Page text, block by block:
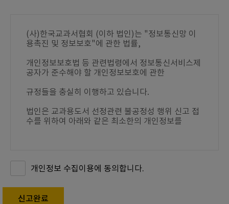
(사)한국교과서협회 (이하 법인)는 "정보통신망 이
용촉진 및 정보보호"에 관한 법률,
개인정보보호법 등 관련법령에서 정보통신서비스제
공자가 준수해야 할 개인정보보호에 관한
규정들을 충실히 이행하고 있습니다.
법인은 교과용도서 선정관련 불공정성 행위 신고 접
수를 위하여 아래와 같은 최소한의 개인정보를
1. 수집하는 개인정보의 항목
개인정보 수집이용에 동의합니다.
신고완료